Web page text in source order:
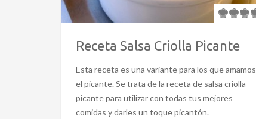
Receta Salsa Criolla Picante
Esta receta es una variante para los que amamos
el picante. Se trata de la receta de salsa criolla
picante para utilizar con todas tus mejores
comidas y darles un toque picantón.